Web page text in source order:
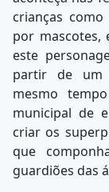
crianças como
por mascotes,
este
partir de um
mesmo
municipal de
criar os
que
guardiões das